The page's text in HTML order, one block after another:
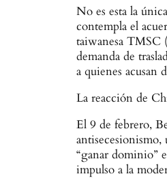
No es esta la
contempla el
taiwanesa TMSC
demanda de
a quienes acusan
La reacción de
El 9 de febrero,
“ganar dominio”
impulso a la